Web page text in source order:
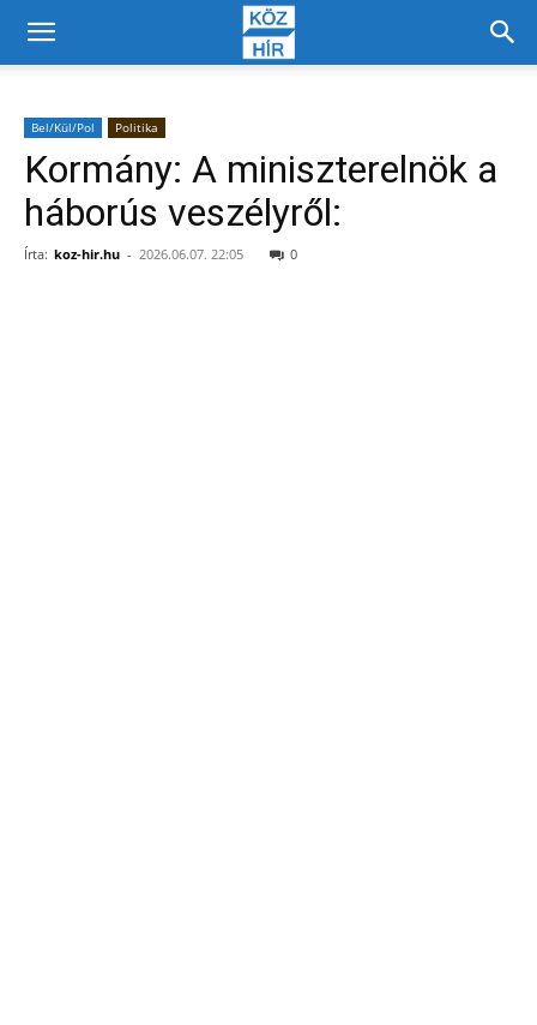
Bel/Kül/Pol Politika
Kormány: A miniszterelnök a
háborús veszélyről:
Írta: koz-hir.hu - 2026.06.07. 22:05 0